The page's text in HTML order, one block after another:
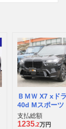
ＢＭＷ X7 xド
40d Mスポーツ
ーゼルターボ
支払総額
1235.2万円